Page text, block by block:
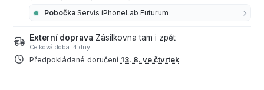
Pobočka Servis iPhoneLab Futurum
Externí doprava Zásilkovna tam i zpět
Celková doba: 4 dny
Předpokládané doručení 13. 8. ve čtvrtek